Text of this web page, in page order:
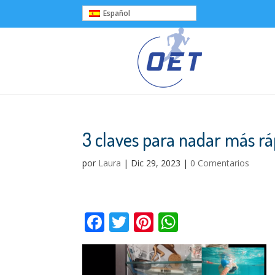
Español
3 claves para nadar más
por Laura | Dic 29, 2023 | 0 Comentarios
F
ac
T
w
itt
Pi
nt
er
h
at